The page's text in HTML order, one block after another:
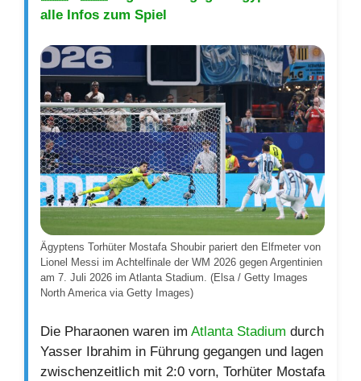
alle Infos zum Spiel
Ägyptens Torhüter Mostafa Shoubir pariert den Elfmeter von
Lionel Messi im Achtelfinale der WM 2026 gegen Argentinien
am 7. Juli 2026 im Atlanta Stadium. (Elsa / Getty Images
North America via Getty Images)
Die Pharaonen waren im Atlanta Stadium durch
Yasser Ibrahim in Führung gegangen und lagen
zwischenzeitlich mit 2:0 vorn, Torhüter Mostafa